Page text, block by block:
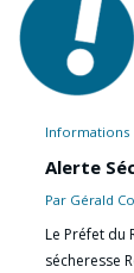
Informations
Alerte
Par Gérald
Le Préfet du
sécheresse